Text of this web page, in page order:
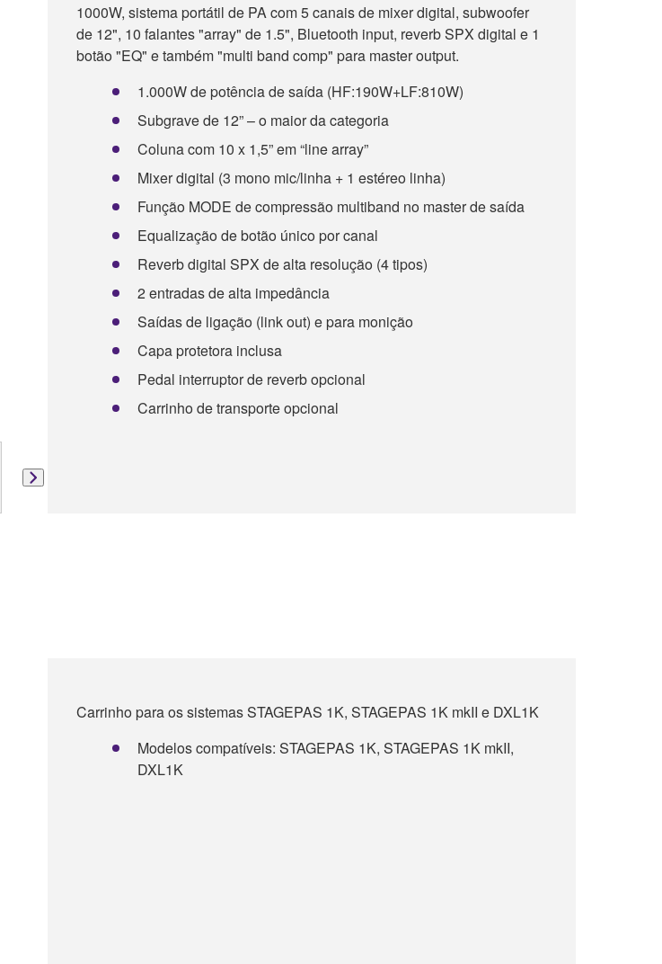
1000W, sistema portátil de PA com 5 canais de mixer digital, subwoofer
de 12", 10 falantes "array" de 1.5", Bluetooth input, reverb SPX digital e 1
botão "EQ" e também "multi band comp" para master output.
1.000W de potência de saída (HF:190W+LF:810W)
Subgrave de 12” – o maior da categoria
Coluna com 10 x 1,5” em “line array”
Mixer digital (3 mono mic/linha + 1 estéreo linha)
Função MODE de compressão multiband no master de saída
Equalização de botão único por canal
Reverb digital SPX de alta resolução (4 tipos)
2 entradas de alta impedância
Saídas de ligação (link out) e para monição
Capa protetora inclusa
Pedal interruptor de reverb opcional
Carrinho de transporte opcional
Carrinho para os sistemas STAGEPAS 1K, STAGEPAS 1K mkII e DXL1K
Modelos compatíveis: STAGEPAS 1K, STAGEPAS 1K mkII,
DXL1K